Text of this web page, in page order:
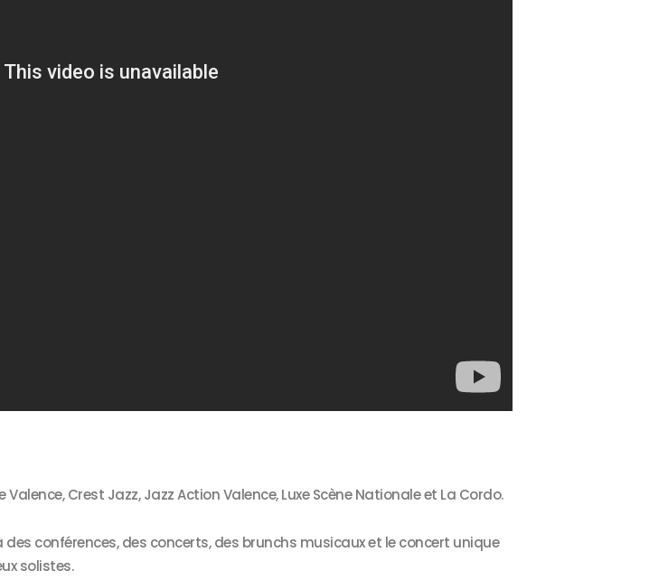
Crest Jazz, Jazz Action Valence, Luxe Scène Nationale et La Cordo.
conférences, des concerts, des brunchs musicaux et le concert unique
solistes.